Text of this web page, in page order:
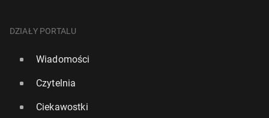
DZIAŁY PORTALU
Wiadomości
Czytelnia
Ciekawostki